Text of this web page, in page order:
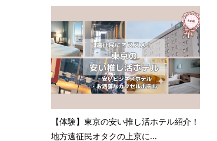
【体験】東京の安い推し活ホテル紹介！
地方遠征民オタクの上京に...